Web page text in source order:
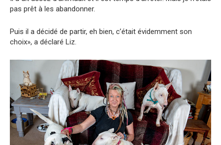
pas prêt à les abandonner.
Puis il a décidé de partir, eh bien, c’était évidemment son
choix», a déclaré Liz.